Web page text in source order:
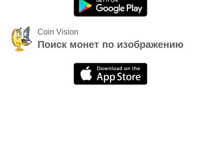
Coin Vision
Поиск монет по изображению